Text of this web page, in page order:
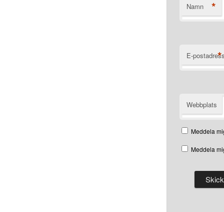
Namn *
E- *
Webbplats
Meddela
Meddela